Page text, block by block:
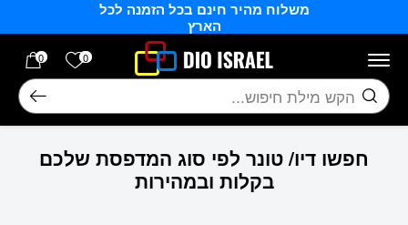
משלוח מהיר חינם בכל הזמנה לכל
הארץ
0 הרשימה
0
חיפוש
חפשו דיו/ טונר לפי סוג המדפסת שלכם
בקלות ובמהירות